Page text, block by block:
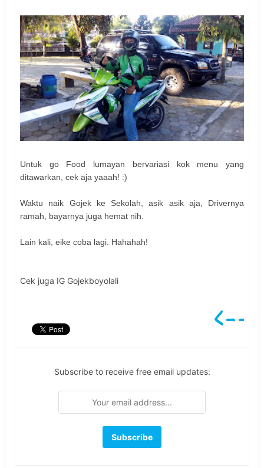
Untuk go Food lumayan bervariasi kok menu yang
ditawarkan, cek aja yaaah! :)
Waktu naik Gojek ke Sekolah, asik asik aja, Drivernya
ramah, bayarnya juga hemat nih.
Lain kali, eike coba lagi. Hahahah!
Cek juga IG Gojekboyolali
Subscribe to receive free email updates: